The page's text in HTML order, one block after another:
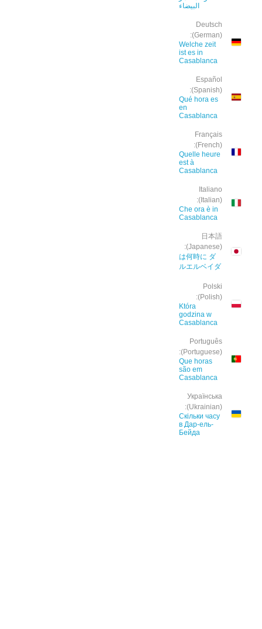
البيضاء
Deutsch
(German):
Welche zeit
ist es in
Casablanca
Español
(Spanish):
Qué hora es
en
Casablanca
Français
(French):
Quelle heure
est à
Casablanca
Italiano
(Italian):
Che ora è in
Casablanca
日本語
(Japanese):
は何時に ダ
ルエルベイダ
Polski
(Polish):
Która
godzina w
Casablanca
Português
(Portuguese):
Que horas
são em
Casablanca
Українська
(Ukrainian):
Скільки часу
в Дар-ель-
Бейда